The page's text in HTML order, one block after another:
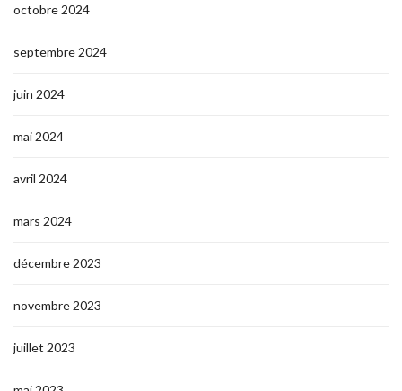
octobre 2024
septembre 2024
juin 2024
mai 2024
avril 2024
mars 2024
décembre 2023
novembre 2023
juillet 2023